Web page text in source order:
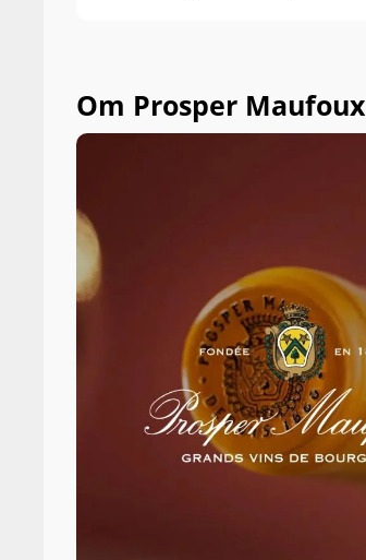
Om Prosper Maufoux